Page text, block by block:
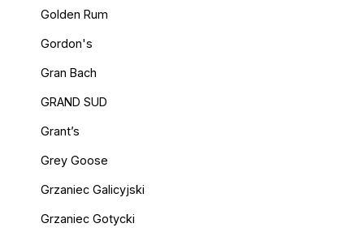
Golden Rum
Gordon's
Gran Bach
GRAND SUD
Grant’s
Grey Goose
Grzaniec Galicyjski
Grzaniec Gotycki